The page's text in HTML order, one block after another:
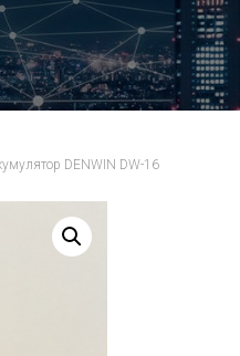
DENWIN DW-16